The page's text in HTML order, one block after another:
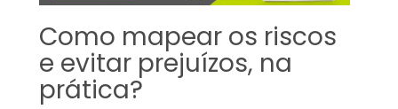
Como mapear os riscos
e evitar prejuízos, na
prática?